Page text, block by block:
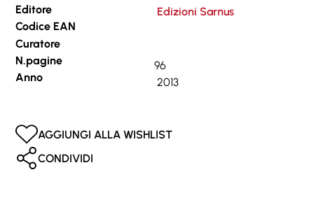
Editore
Edizioni Sarnus
Codice EAN
Curatore
N.pagine
96
Anno
2013
AGGIUNGI ALLA WISHLIST
CONDIVIDI